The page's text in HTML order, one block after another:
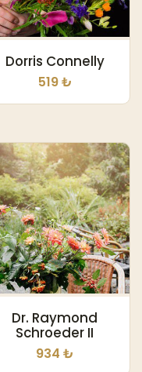
Dorris Connelly
519 ₺
Dr. Raymond
Schroeder II
934 ₺